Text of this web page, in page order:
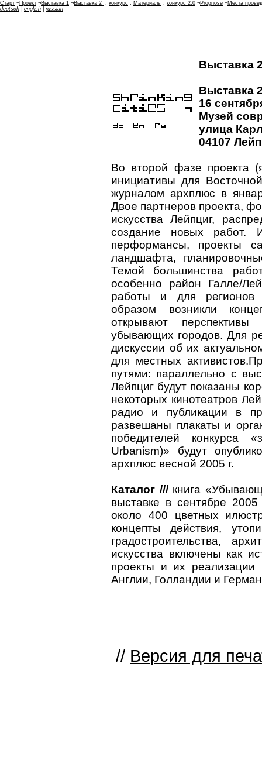
Выставка
Выставка
16
Музей
улица
04107
Во второй фазе проекта
инициативы для
журналом архплюс в
Двое партнеров проекта,
искусства Лейпциг,
создание новых работ.
перформансы, проекты
ландшафта,
Темой большинства
особенно район Галле/
работы и для регионов
образом возникли
открывают перспективы
убывающих городов. Для
дискуссии об их
для местных
путями: параллельно с
Лейпциг будут показаны
некоторых кинотеатров
радио и публикации в
развешаны плакаты и
победителей конкурса
Urbanism)» будут
архплюс весной 2005 г.
Каталог ///книга
выставке в сентябре
около 400 цветных
концепты действия,
градостроительства,
искусства включены как
проекты и их
Англии, Голландии и
// Версия для
Старт ¬Проект ¬Выставка 1 ¬Выставка 2 : конкурс : Материалы : конкурс 2.0 ¬Prognose ¬Места
deutsch
english russian